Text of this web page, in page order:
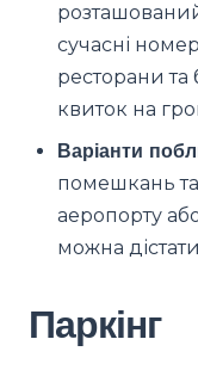
сучасні
ресторани
квиток на
Варіанти
помешкань
аеропорту
можна
Паркінг